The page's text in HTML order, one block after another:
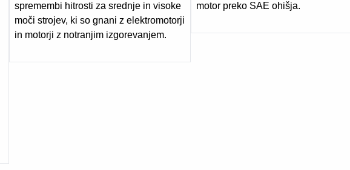
spremembi hitrosti za srednje in visoke
moči strojev, ki so gnani z elektromotorji
in motorji z notranjim izgorevanjem.
motor preko SAE ohišja.